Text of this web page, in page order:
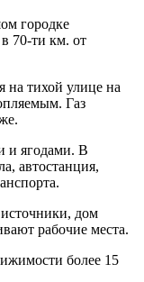
городке
70-ти км. от
на тихой улице на
Газ
и ягодами. В
автостанция,
дом
рабочие места.
более 15